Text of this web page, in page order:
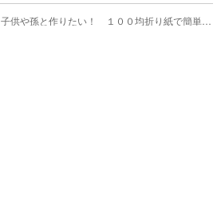
子供や孫と作りたい！ １００均折り紙で簡単に